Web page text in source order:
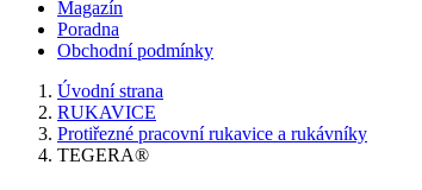
Magazín
Poradna
Obchodní podmínky
Úvodní strana
RUKAVICE
Protiřezné pracovní rukavice a rukávníky
TEGERA®